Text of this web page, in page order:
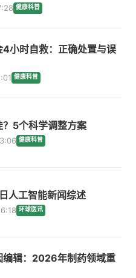
健康科普
小时自救：正确处置与误
健康科普
？5个科学调整方案
健康科普
人工智能新闻综述
环球医讯
编辑：2026年制药领域重